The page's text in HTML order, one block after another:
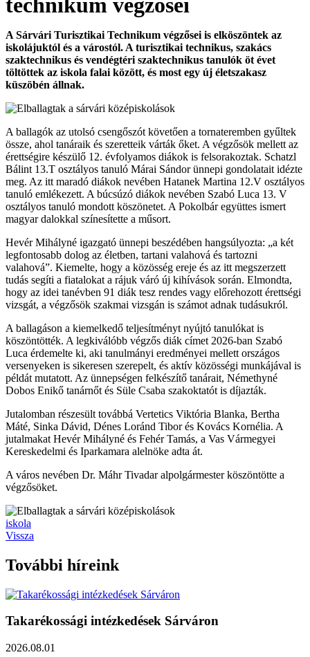
A Sárvári Turisztikai Technikum végzősei is elköszöntek az
iskolájuktól és a várostól. A turisztikai technikus, szakács
szaktechnikus és vendégtéri szaktechnikus tanulók öt évet
töltöttek az iskola falai között, és most egy új életszakasz
küszöbén állnak.
A ballagók az utolsó csengőszót követően a tornateremben gyűltek
össze, ahol tanáraik és szeretteik várták őket. A végzősök mellett az
érettségire készülő 12. évfolyamos diákok is felsorakoztak. Schatzl
Bálint 13.T osztályos tanuló Márai Sándor ünnepi gondolatait idézte
meg. Az itt maradó diákok nevében Hatanek Martina 12.V osztályos
tanuló emlékezett. A búcsúzó diákok nevében Szabó Luca 13. V
osztályos tanuló mondott köszönetet. A Pokolbár együttes ismert
magyar dalokkal színesítette a műsort.
Hevér Mihályné igazgató ünnepi beszédében hangsúlyozta: „a két
legfontosabb dolog az életben, tartani valahová és tartozni
valahová”. Kiemelte, hogy a közösség ereje és az itt megszerzett
tudás segíti a fiatalokat a rájuk váró új kihívások során. Elmondta,
hogy az idei tanévben 91 diák tesz rendes vagy előrehozott érettségi
vizsgát, a végzősök szakmai vizsgán is számot adnak tudásukról.
A ballagáson a kiemelkedő teljesítményt nyújtó tanulókat is
köszöntötték. A legkiválóbb végzős diák címet 2026-ban Szabó
Luca érdemelte ki, aki tanulmányi eredményei mellett országos
versenyeken is sikeresen szerepelt, és aktív közösségi munkájával is
példát mutatott. Az ünnepségen felkészítő tanárait, Némethyné
Dobos Enikő tanárnőt és Süle Csaba szakoktatót is díjazták.
Jutalomban részesült továbbá Vertetics Viktória Blanka, Bertha
Máté, Sinka Dávid, Dénes Loránd Tibor és Kovács Kornélia. A
jutalmakat Hevér Mihályné és Fehér Tamás, a Vas Vármegyei
Kereskedelmi és Iparkamara alelnöke adta át.
A város nevében Dr. Máhr Tivadar alpolgármester köszöntötte a
végzősöket.
iskola
Vissza
További híreink
Takarékossági intézkedések Sárváron
2026.08.01